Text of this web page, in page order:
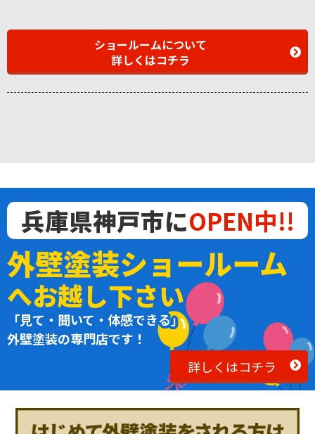
ショールームについて
詳しくはコチラ
兵庫県神戸市にOPEN中!!
外壁塗装ショールーム
へお越し下さい
「見て・聞いて・体感できる」
外壁塗装の専門店です！
詳しくはコチラ